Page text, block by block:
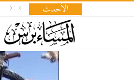
الأحدث